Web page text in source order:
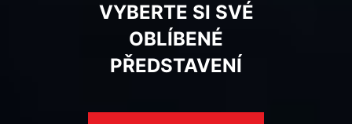
VYBERTE SI SVÉ
OBLÍBENÉ
PŘEDSTAVENÍ